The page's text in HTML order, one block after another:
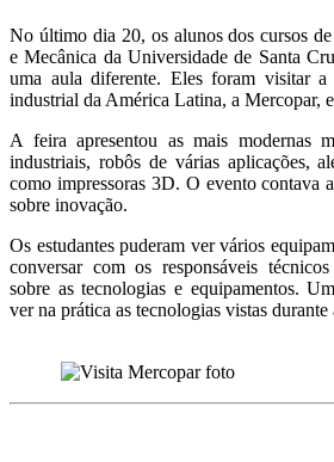
No último dia 20, os alunos dos cursos
e Mecânica da Universidade de Santa
uma aula diferente. Eles foram visitar
industrial da América Latina, a Mercopar,
A feira apresentou as mais modernas
industriais, robôs de várias aplicações,
como impressoras 3D. O evento contava
sobre inovação.
Os estudantes puderam ver vários
conversar com os responsáveis
sobre as tecnologias e equipamentos.
ver na prática as tecnologias vistas durante